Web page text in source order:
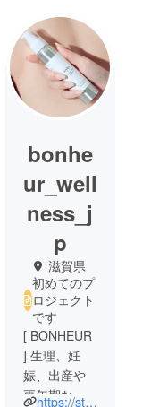
bonhe
ur_well
ness_j
p
滋賀県
初めてのプ
ロジェクト
です
[ BONHEUR
] 生理、妊
娠、出産や
更年期な
https://store.bonheur-inc.com/